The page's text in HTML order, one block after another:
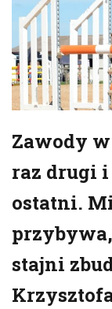
Zawody w
raz drugi i
ostatni.
stajni